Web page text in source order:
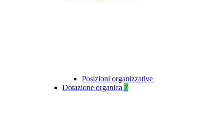
Posizioni organizzative
Dotazione organica 7